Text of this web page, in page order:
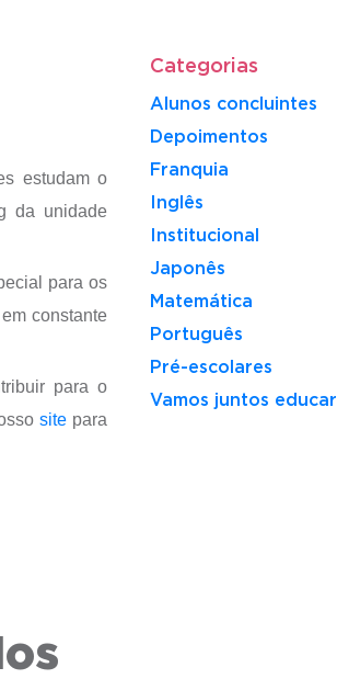
estudam o
da unidade
para os
constante
para o
site para
Categorias
Alunos concluintes
Depoimentos
Franquia
Inglês
Institucional
Japonês
Matemática
Português
Pré-escolares
Vamos juntos educar